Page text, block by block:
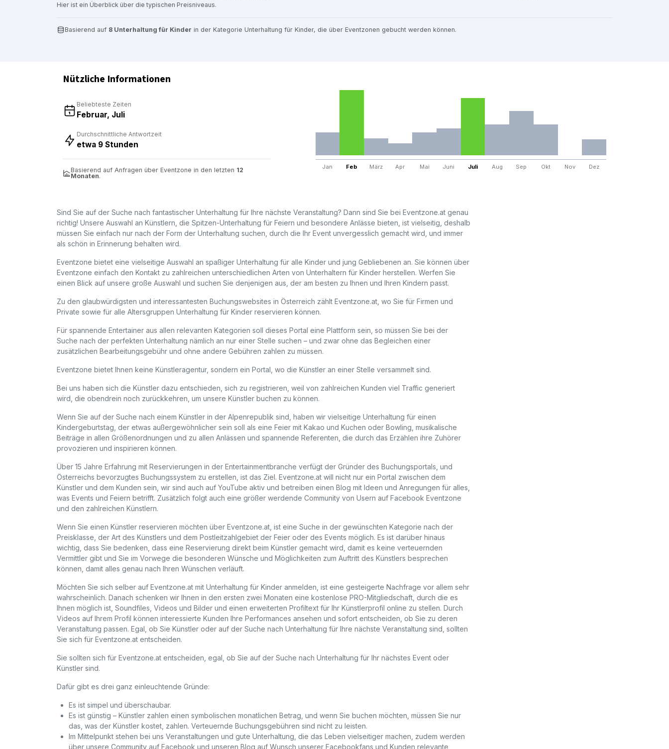
Hier ist ein Überblick über die typischen Preisniveaus.
Basierend auf 8 Unterhaltung für Kinder in der Kategorie Unterhaltung für Kinder, die über Eventzonen gebucht werden können.
Nützliche Informationen
Beliebteste Zeiten
Februar, Juli
Durchschnittliche Antwortzeit
etwa 9 Stunden
Basierend auf Anfragen über Eventzone in den letzten 12
Monaten.
Jan Feb März Apr Mai Juni Juli Aug Sep Okt Nov Dez
Sind Sie auf der Suche nach fantastischer Unterhaltung für Ihre nächste Veranstaltung? Dann sind Sie bei Eventzone.at genau
richtig! Unsere Auswahl an Künstlern, die Spitzen-Unterhaltung für Feiern und besondere Anlässe bieten, ist vielseitig, deshalb
müssen Sie einfach nur nach der Form der Unterhaltung suchen, durch die Ihr Event unvergesslich gemacht wird, und immer
als schön in Erinnerung behalten wird.
Eventzone bietet eine vielseitige Auswahl an spaßiger Unterhaltung für alle Kinder und jung Gebliebenen an. Sie können über
Eventzone einfach den Kontakt zu zahlreichen unterschiedlichen Arten von Unterhaltern für Kinder herstellen. Werfen Sie
einen Blick auf unsere große Auswahl und suchen Sie denjenigen aus, der am besten zu Ihnen und Ihren Kindern passt.
Zu den glaubwürdigsten und interessantesten Buchungswebsites in Österreich zählt Eventzone.at, wo Sie für Firmen und
Private sowie für alle Altersgruppen Unterhaltung für Kinder reservieren können.
Für spannende Entertainer aus allen relevanten Kategorien soll dieses Portal eine Plattform sein, so müssen Sie bei der
Suche nach der perfekten Unterhaltung nämlich an nur einer Stelle suchen – und zwar ohne das Begleichen einer
zusätzlichen Bearbeitungsgebühr und ohne andere Gebühren zahlen zu müssen.
Eventzone bietet Ihnen keine Künstleragentur, sondern ein Portal, wo die Künstler an einer Stelle versammelt sind.
Bei uns haben sich die Künstler dazu entschieden, sich zu registrieren, weil von zahlreichen Kunden viel Traffic generiert
wird, die obendrein noch zurückkehren, um unsere Künstler buchen zu können.
Wenn Sie auf der Suche nach einem Künstler in der Alpenrepublik sind, haben wir vielseitige Unterhaltung für einen
Kindergeburtstag, der etwas außergewöhnlicher sein soll als eine Feier mit Kakao und Kuchen oder Bowling, musikalische
Beiträge in allen Größenordnungen und zu allen Anlässen und spannende Referenten, die durch das Erzählen ihre Zuhörer
provozieren und inspirieren können.
Über 15 Jahre Erfahrung mit Reservierungen in der Entertainmentbranche verfügt der Gründer des Buchungsportals, und
Österreichs bevorzugtes Buchungssystem zu erstellen, ist das Ziel. Eventzone.at will nicht nur ein Portal zwischen dem
Künstler und dem Kunden sein, wir sind auch auf YouTube aktiv und betreiben einen Blog mit Ideen und Anregungen für alles,
was Events und Feiern betrifft. Zusätzlich folgt auch eine größer werdende Community von Usern auf Facebook Eventzone
und den zahlreichen Künstlern.
Wenn Sie einen Künstler reservieren möchten über Eventzone.at, ist eine Suche in der gewünschten Kategorie nach der
Preisklasse, der Art des Künstlers und dem Postleitzahlgebiet der Feier oder des Events möglich. Es ist darüber hinaus
wichtig, dass Sie bedenken, dass eine Reservierung direkt beim Künstler gemacht wird, damit es keine verteuernden
Vermittler gibt und Sie im Vorwege die besonderen Wünsche und Möglichkeiten zum Auftritt des Künstlers besprechen
können, damit alles genau nach Ihren Wünschen verläuft.
Möchten Sie sich selber auf Eventzone.at mit Unterhaltung für Kinder anmelden, ist eine gesteigerte Nachfrage vor allem sehr
wahrscheinlich. Danach schenken wir Ihnen in den ersten zwei Monaten eine kostenlose PRO-Mitgliedschaft, durch die es
Ihnen möglich ist, Soundfiles, Videos und Bilder und einen erweiterten Profiltext für Ihr Künstlerprofil online zu stellen. Durch
Videos auf Ihrem Profil können interessierte Kunden Ihre Performances ansehen und sofort entscheiden, ob Sie zu deren
Veranstaltung passen. Egal, ob Sie Künstler oder auf der Suche nach Unterhaltung für Ihre nächste Veranstaltung sind, sollten
Sie sich für Eventzone.at entscheiden.
Sie sollten sich für Eventzone.at entscheiden, egal, ob Sie auf der Suche nach Unterhaltung für Ihr nächstes Event oder
Künstler sind.
Dafür gibt es drei ganz einleuchtende Gründe:
Es ist simpel und überschaubar.
Es ist günstig – Künstler zahlen einen symbolischen monatlichen Betrag, und wenn Sie buchen möchten, müssen Sie nur
das, was der Künstler kostet, zahlen. Verteuernde Buchungsgebühren sind nicht zu leisten.
Im Mittelpunkt stehen bei uns Veranstaltungen und gute Unterhaltung, die das Leben vielseitiger machen, zudem werden
über unsere Community auf Facebook und unseren Blog auf Wunsch unserer Facebookfans und Kunden relevante